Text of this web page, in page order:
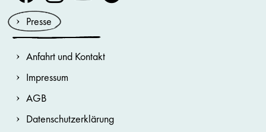
Presse
Anfahrt und Kontakt
Impressum
AGB
Datenschutzerklärung